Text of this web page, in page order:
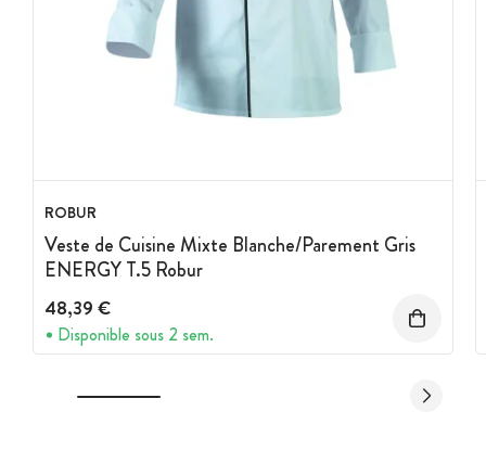
ROBUR
Veste de Cuisine Mixte Blanche/Parement Gris
ENERGY T.5 Robur
48,39 €
Disponible sous 2 sem.